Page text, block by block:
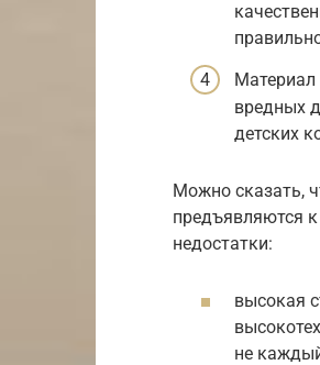
Материал
вредных
детских
Можно сказать,
предъявляются
недостатки:
высокая
не